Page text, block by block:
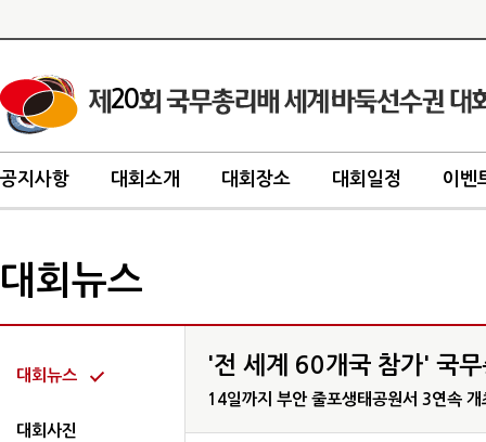
20
공지사항 대회소개 대회장소 대회일정 이벤
대회뉴스
대회뉴스
대회사진
'전 세계 60개국 참가' 국
14일까지 부안 줄포생태공원서 3연속